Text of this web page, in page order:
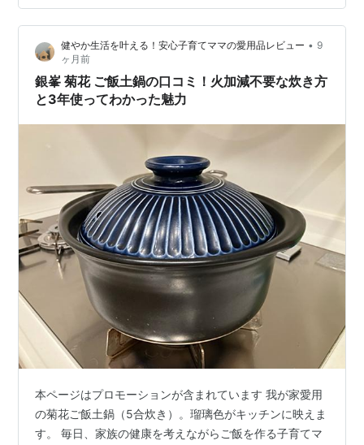
コンロのそばを離れられないのが悩みでした。 「もっと
楽に、でも妥協せずに美味しいごはんが食べたい……」
そんな思いで夜な夜な公式サイト…
健やか生活を叶える！安心子育てママの愛用品レビュー • 9
ヶ月前
銀峯 菊花 ご飯土鍋の口コミ！火加減不要な炊き方
と3年使ってわかった魅力
本ページはプロモーションが含まれています 我が家愛用
の菊花ご飯土鍋（5合炊き）。瑠璃色がキッチンに映えま
す。 毎日、家族の健康を考えながらご飯を作る子育てマ